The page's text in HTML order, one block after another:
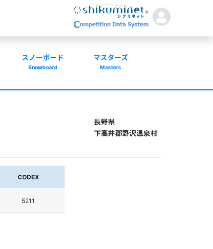
スノーボード
Snowboard
マスターズ
Masters
長野県
下高井郡野沢温泉村
CODEX
5211